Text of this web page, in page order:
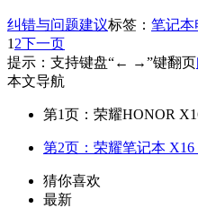
纠错与问题建议标签： 笔记本
1 2下一页
提示：支持键盘“← →”键翻页
本文导航
第1页：荣耀HONOR
第2页：荣耀笔记本 X16
猜你喜欢
最新